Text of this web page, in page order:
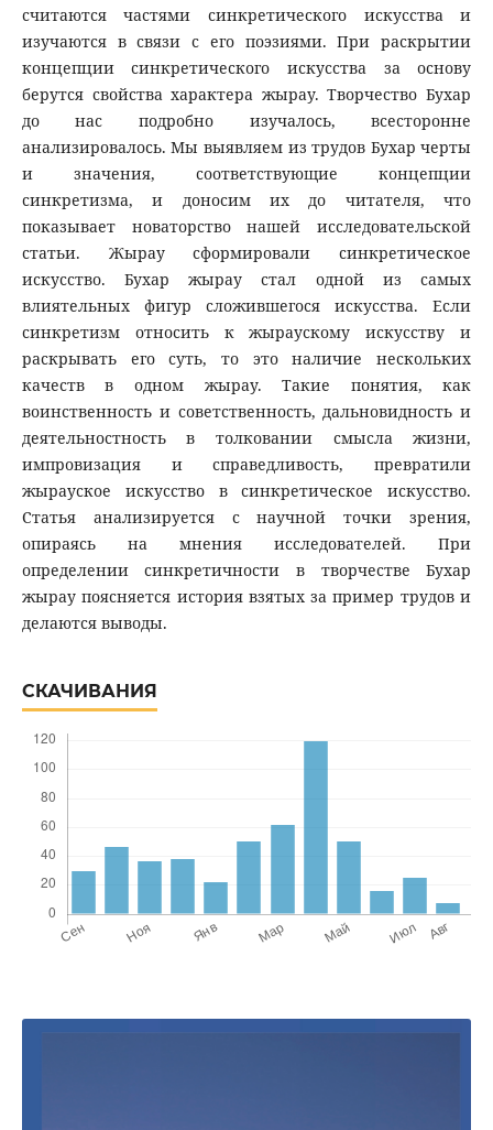
считаются частями синкретического искусства и
изучаются в связи с его поэзиями. При раскрытии
концепции синкретического искусства за основу
берутся свойства характера жырау. Творчество Бухар
до нас подробно изучалось, всесторонне
анализировалось. Мы выявляем из трудов Бухар черты
и значения, соответствующие концепции
синкретизма, и доносим их до читателя, что
показывает новаторство нашей исследовательской
статьи. Жырау сформировали синкретическое
искусство. Бухар жырау стал одной из самых
влиятельных фигур сложившегося искусства. Если
синкретизм относить к жыраускому искусству и
раскрывать его суть, то это наличие нескольких
качеств в одном жырау. Такие понятия, как
воинственность и советственность, дальновидность и
деятельностность в толковании смысла жизни,
импровизация и справедливость, превратили
жырауское искусство в синкретическое искусство.
Статья анализируется с научной точки зрения,
опираясь на мнения исследователей. При
определении синкретичности в творчестве Бухар
жырау поясняется история взятых за пример трудов и
делаются выводы.
СКАЧИВАНИЯ